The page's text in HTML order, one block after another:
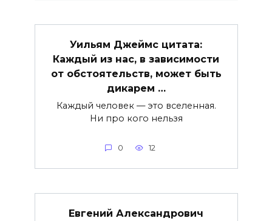
Уильям Джеймс цитата:
Каждый из нас, в зависимости
от обстоятельств, может быть
дикарем …
Каждый человек — это вселенная.
Ни про кого нельзя
0 12
Евгений Александрович